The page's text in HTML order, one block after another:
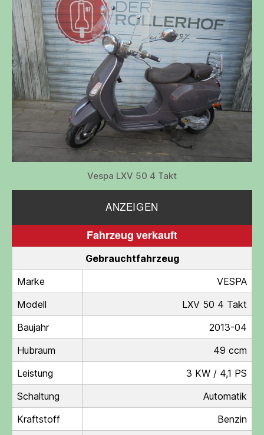
Vespa LXV 50 4 Takt
ANZEIGEN
Fahrzeug verkauft
Gebrauchtfahrzeug
Marke
VESPA
Modell
LXV 50 4 Takt
Baujahr
2013-04
Hubraum
49 ccm
Leistung
3 KW / 4,1 PS
Schaltung
Automatik
Kraftstoff
Benzin